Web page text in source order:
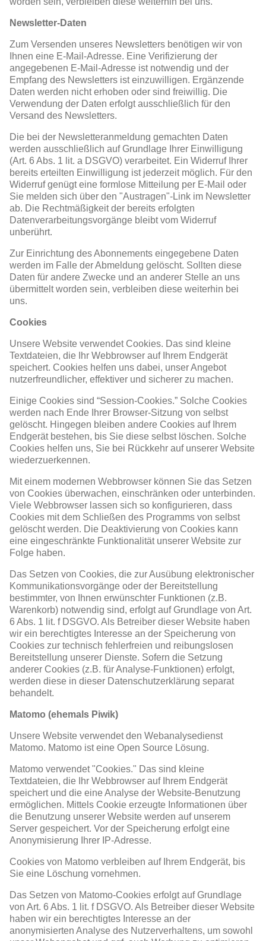
Newsletter-Daten
Zum Versenden unseres Newsletters benötigen wir von
Ihnen eine E-Mail-Adresse. Eine Verifizierung der
angegebenen E-Mail-Adresse ist notwendig und der
Empfang des Newsletters ist einzuwilligen. Ergänzende
Daten werden nicht erhoben oder sind freiwillig. Die
Verwendung der Daten erfolgt ausschließlich für den
Versand des Newsletters.
Die bei der Newsletteranmeldung gemachten Daten
werden ausschließlich auf Grundlage Ihrer Einwilligung
(Art. 6 Abs. 1 lit. a DSGVO) verarbeitet. Ein Widerruf Ihrer
bereits erteilten Einwilligung ist jederzeit möglich. Für den
Widerruf genügt eine formlose Mitteilung per E-Mail oder
Sie melden sich über den "Austragen"-Link im Newsletter
ab. Die Rechtmäßigkeit der bereits erfolgten
Datenverarbeitungsvorgänge bleibt vom Widerruf
unberührt.
Zur Einrichtung des Abonnements eingegebene Daten
werden im Falle der Abmeldung gelöscht. Sollten diese
Daten für andere Zwecke und an anderer Stelle an uns
übermittelt worden sein, verbleiben diese weiterhin bei
uns.
Cookies
Unsere Website verwendet Cookies. Das sind kleine
Textdateien, die Ihr Webbrowser auf Ihrem Endgerät
speichert. Cookies helfen uns dabei, unser Angebot
nutzerfreundlicher, effektiver und sicherer zu machen.
Einige Cookies sind “Session-Cookies.” Solche Cookies
werden nach Ende Ihrer Browser-Sitzung von selbst
gelöscht. Hingegen bleiben andere Cookies auf Ihrem
Endgerät bestehen, bis Sie diese selbst löschen. Solche
Cookies helfen uns, Sie bei Rückkehr auf unserer Website
wiederzuerkennen.
Mit einem modernen Webbrowser können Sie das Setzen
von Cookies überwachen, einschränken oder unterbinden.
Viele Webbrowser lassen sich so konfigurieren, dass
Cookies mit dem Schließen des Programms von selbst
gelöscht werden. Die Deaktivierung von Cookies kann
eine eingeschränkte Funktionalität unserer Website zur
Folge haben.
Das Setzen von Cookies, die zur Ausübung elektronischer
Kommunikationsvorgänge oder der Bereitstellung
bestimmter, von Ihnen erwünschter Funktionen (z.B.
Warenkorb) notwendig sind, erfolgt auf Grundlage von Art.
6 Abs. 1 lit. f DSGVO. Als Betreiber dieser Website haben
wir ein berechtigtes Interesse an der Speicherung von
Cookies zur technisch fehlerfreien und reibungslosen
Bereitstellung unserer Dienste. Sofern die Setzung
anderer Cookies (z.B. für Analyse-Funktionen) erfolgt,
werden diese in dieser Datenschutzerklärung separat
behandelt.
Matomo (ehemals Piwik)
Unsere Website verwendet den Webanalysedienst
Matomo. Matomo ist eine Open Source Lösung.
Matomo verwendet "Cookies." Das sind kleine
Textdateien, die Ihr Webbrowser auf Ihrem Endgerät
speichert und die eine Analyse der Website-Benutzung
ermöglichen. Mittels Cookie erzeugte Informationen über
die Benutzung unserer Website werden auf unserem
Server gespeichert. Vor der Speicherung erfolgt eine
Anonymisierung Ihrer IP-Adresse.
Cookies von Matomo verbleiben auf Ihrem Endgerät, bis
Sie eine Löschung vornehmen.
Das Setzen von Matomo-Cookies erfolgt auf Grundlage
von Art. 6 Abs. 1 lit. f DSGVO. Als Betreiber dieser Website
haben wir ein berechtigtes Interesse an der
anonymisierten Analyse des Nutzerverhaltens, um sowohl